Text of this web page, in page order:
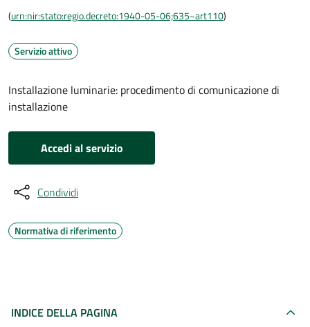
(urn:nir:stato:regio.decreto:1940-05-06;635~art110)
Servizio attivo
Installazione luminarie: procedimento di comunicazione di
installazione
Accedi al servizio
Condividi
Normativa di riferimento
INDICE DELLA PAGINA